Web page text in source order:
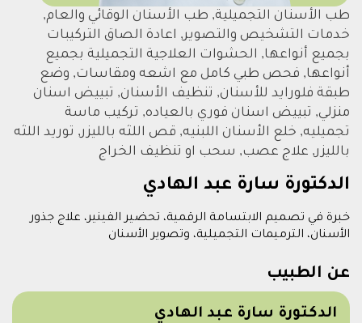
طب الأسنان التجميلية, طب الأسنان الوقائي والعام,
خدمات التشخيص والتصوير, اعادة الصاق التركيبات
بجميع أنواعها, الحشوات العلاجية التجميلية بجميع
أنواعها, فحص طبي كامل مع اشعه ومقاسات, وضع
طبقة فلورايد للأسنان, تنظيف الأسنان, تبييض اسنان
منزلي, تبييض اسنان فوري بالعياده, تركيب ماسة
تجميليه, خلع الأسنان اللبنيه, قص اللثه بالليزر, توريد اللثه
بالليزر, علاج عصب, سحب او تنظيف الخراج
الدكتورة سارة عبد الهادي
خبرة في تصميم الابتسامة الرقمية، تحضير الفينير، علاج جذور
الأسنان، الترميمات التجميلية، وتصوير الأسنان
عن الطبيب
الدكتورة سارة عبد الهادي